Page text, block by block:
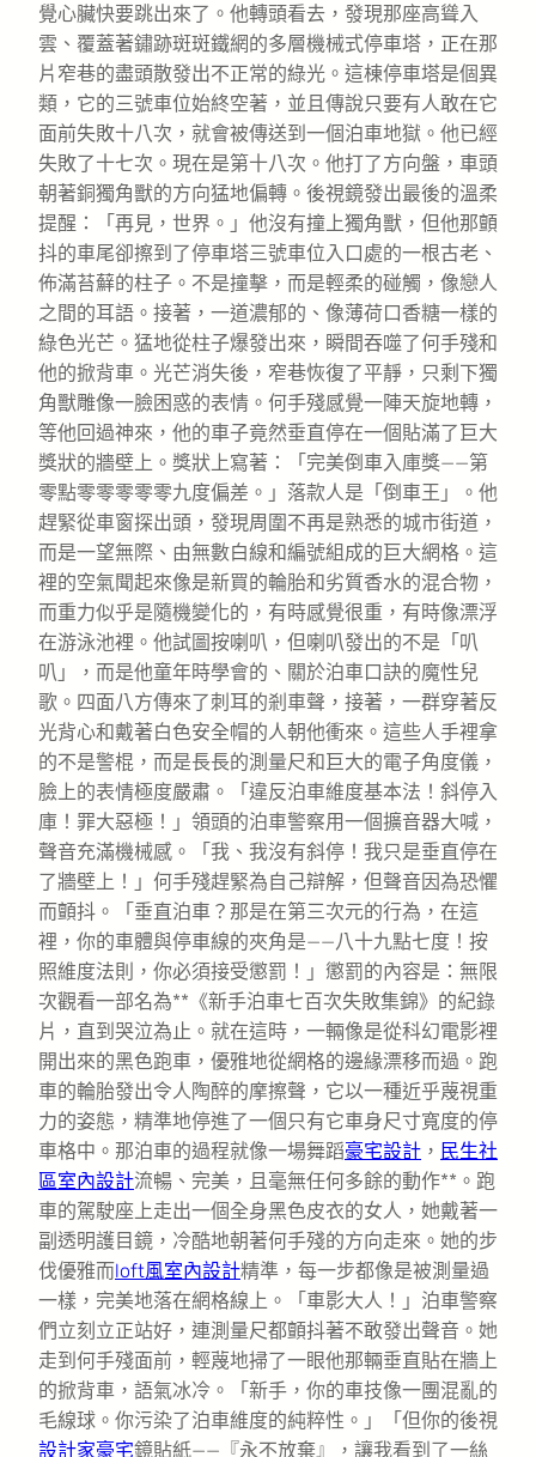
覺心臟快要跳出來了。他轉頭看去，發現那座高聳入
雲、覆蓋著鏽跡斑斑鐵網的多層機械式停車塔，正在那
片窄巷的盡頭散發出不正常的綠光。這棟停車塔是個異
類，它的三號車位始終空著，並且傳說只要有人敢在它
面前失敗十八次，就會被傳送到一個泊車地獄。他已經
失敗了十七次。現在是第十八次。他打了方向盤，車頭
朝著銅獨角獸的方向猛地偏轉。後視鏡發出最後的溫柔
提醒：「再見，世界。」他沒有撞上獨角獸，但他那顫
抖的車尾卻擦到了停車塔三號車位入口處的一根古老、
佈滿苔蘚的柱子。不是撞擊，而是輕柔的碰觸，像戀人
之間的耳語。接著，一道濃郁的、像薄荷口香糖一樣的
綠色光芒。猛地從柱子爆發出來，瞬間吞噬了何手殘和
他的掀背車。光芒消失後，窄巷恢復了平靜，只剩下獨
角獸雕像一臉困惑的表情。何手殘感覺一陣天旋地轉，
等他回過神來，他的車子竟然垂直停在一個貼滿了巨大
獎狀的牆壁上。獎狀上寫著：「完美倒車入庫獎——第
零點零零零零零九度偏差。」落款人是「倒車王」。他
趕緊從車窗探出頭，發現周圍不再是熟悉的城市街道，
而是一望無際、由無數白線和編號組成的巨大網格。這
裡的空氣聞起來像是新買的輪胎和劣質香水的混合物，
而重力似乎是隨機變化的，有時感覺很重，有時像漂浮
在游泳池裡。他試圖按喇叭，但喇叭發出的不是「叭
叭」，而是他童年時學會的、關於泊車口訣的魔性兒
歌。四面八方傳來了刺耳的剎車聲，接著，一群穿著反
光背心和戴著白色安全帽的人朝他衝來。這些人手裡拿
的不是警棍，而是長長的測量尺和巨大的電子角度儀，
臉上的表情極度嚴肅。「違反泊車維度基本法！斜停入
庫！罪大惡極！」領頭的泊車警察用一個擴音器大喊，
聲音充滿機械感。「我、我沒有斜停！我只是垂直停在
了牆壁上！」何手殘趕緊為自己辯解，但聲音因為恐懼
而顫抖。「垂直泊車？那是在第三次元的行為，在這
裡，你的車體與停車線的夾角是——八十九點七度！按
照維度法則，你必須接受懲罰！」懲罰的內容是：無限
次觀看一部名為**《新手泊車七百次失敗集錦》的紀錄
片，直到哭泣為止。就在這時，一輛像是從科幻電影裡
開出來的黑色跑車，優雅地從網格的邊緣漂移而過。跑
車的輪胎發出令人陶醉的摩擦聲，它以一種近乎蔑視重
力的姿態，精準地停進了一個只有它車身尺寸寬度的停
車格中。那泊車的過程就像一場舞蹈豪宅設計 ， 民生社
區室內設計流暢、完美，且毫無任何多餘的動作**。跑
車的駕駛座上走出一個全身黑色皮衣的女人，她戴著一
副透明護目鏡，冷酷地朝著何手殘的方向走來。她的步
伐優雅而loft風室內設計精準，每一步都像是被測量過
一樣，完美地落在網格線上。「車影大人！」泊車警察
們立刻立正站好，連測量尺都顫抖著不敢發出聲音。她
走到何手殘面前，輕蔑地掃了一眼他那輛垂直貼在牆上
的掀背車，語氣冰冷。「新手，你的車技像一團混亂的
毛線球。你污染了泊車維度的純粹性。」「但你的後視
設計家豪宅鏡貼紙——『永不放棄』，讓我看到了一絲